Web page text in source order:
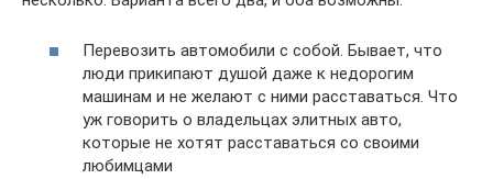
Перевозить автомобили с собой. Бывает, что
люди прикипают душой даже к недорогим
машинам и не желают с ними расставаться. Что
уж говорить о владельцах элитных авто,
которые не хотят расставаться со своими
любимцами